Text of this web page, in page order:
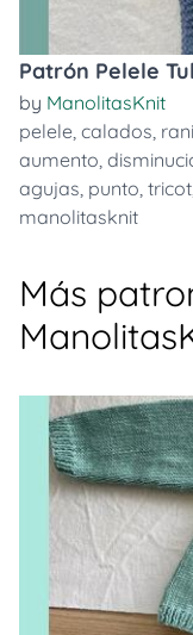
Patrón Pelele
by ManolitasKnit
pelele, calados,
aumento,
agujas, punto, tricot
manolitasknit
Más